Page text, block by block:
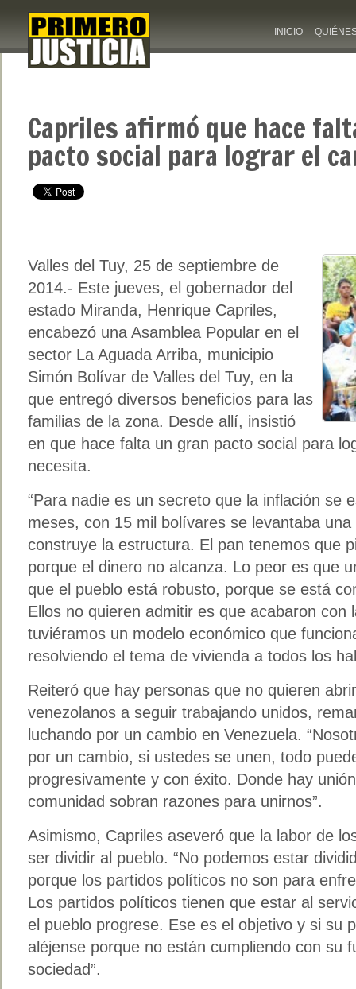
INICIO
Capriles afirmó que hace
pacto social para lograr el
Valles del Tuy, 25 de septiembre de
2014.- Este jueves, el gobernador del
estado Miranda, Henrique Capriles,
encabezó una Asamblea Popular en el
sector La Aguada Arriba, municipio
Simón Bolívar de Valles del Tuy, en la
que entregó diversos beneficios para las
familias de la zona. Desde allí, insistió
en que hace falta un gran pacto social para
necesita.
“Para nadie es un secreto que la inflación se
meses, con 15 mil bolívares se levantaba
construye la estructura. El pan tenemos que
porque el dinero no alcanza. Lo peor es que
que el pueblo está robusto, porque se está
Ellos no quieren admitir es que acabaron con
tuviéramos un modelo económico que
resolviendo el tema de vivienda a todos los
Reiteró que hay personas que no quieren
venezolanos a seguir trabajando unidos,
luchando por un cambio en Venezuela.
por un cambio, si ustedes se unen, todo
progresivamente y con éxito. Donde hay
comunidad sobran razones para unirnos”.
Asimismo, Capriles aseveró que la labor de
ser dividir al pueblo. “No podemos estar
porque los partidos políticos no son para
Los partidos políticos tienen que estar al
el pueblo progrese. Ese es el objetivo y si su
aléjense porque no están cumpliendo con su
sociedad”.